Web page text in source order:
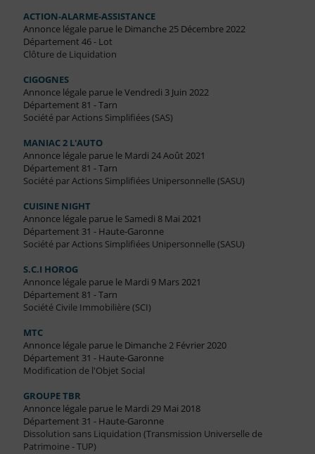
ACTION-ALARME-ASSISTANCE
Annonce légale parue le Dimanche 25 Décembre 2022
Département 46 - Lot
Clôture de Liquidation
CIGOGNES
Annonce légale parue le Vendredi 3 Juin 2022
Département 81 - Tarn
Société par Actions Simplifiées (SAS)
MANIAC 2 L'AUTO
Annonce légale parue le Mardi 24 Août 2021
Département 81 - Tarn
Société par Actions Simplifiées Unipersonnelle (SASU)
CUISINE NIGHT
Annonce légale parue le Samedi 8 Mai 2021
Département 31 - Haute-Garonne
Société par Actions Simplifiées Unipersonnelle (SASU)
S.C.I HOROG
Annonce légale parue le Mardi 9 Mars 2021
Département 81 - Tarn
Société Civile Immobilière (SCI)
MTC
Annonce légale parue le Dimanche 2 Février 2020
Département 31 - Haute-Garonne
Modification de l'Objet Social
GROUPE TBR
Annonce légale parue le Mardi 29 Mai 2018
Département 31 - Haute-Garonne
Dissolution sans Liquidation (Transmission Universelle de
Patrimoine - TUP)